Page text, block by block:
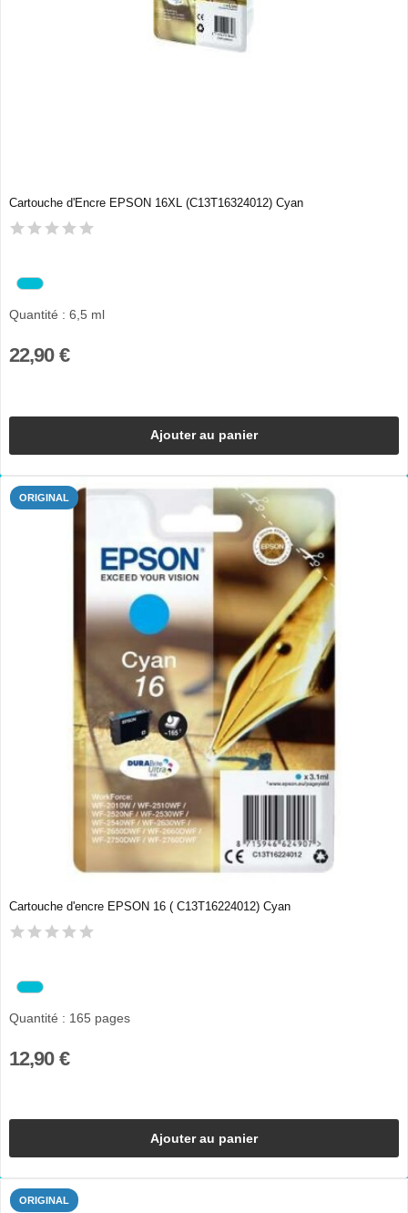
Cartouche d'Encre EPSON 16XL (C13T16324012) Cyan
Quantité : 6,5 ml
22,90 €
Ajouter au panier
ORIGINAL
Cartouche d'encre EPSON 16 ( C13T16224012) Cyan
Quantité : 165 pages
12,90 €
Ajouter au panier
ORIGINAL